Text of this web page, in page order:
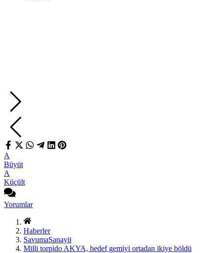
A
Büyüt
A
Küçült
Yorumlar
Haberler
SavumaSanayii
Milli torpido AKYA, hedef gemiyi ortadan ikiye böldü